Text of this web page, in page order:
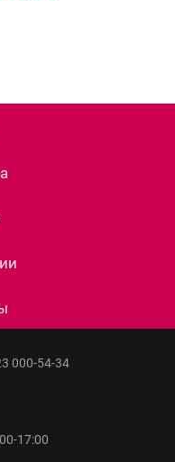
000-54-34
17:00